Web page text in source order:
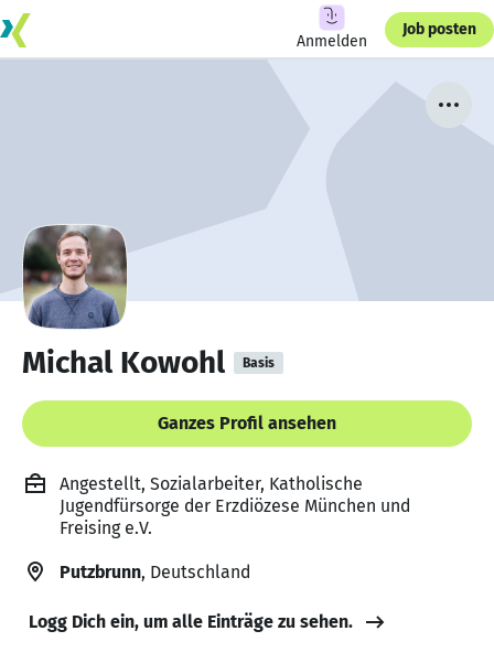
Anmelden
Job posten
Michal Kowohl Basis
Ganzes Profil ansehen
Angestellt, Sozialarbeiter, Katholische
Jugendfürsorge der Erzdiözese München und
Freising e.V.
Putzbrunn, Deutschland
Logg Dich ein, um alle Einträge zu sehen.